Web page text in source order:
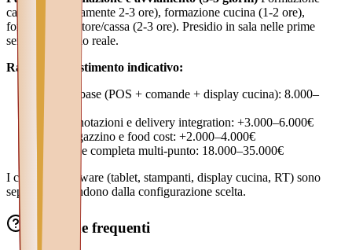
camerieri (tipicamente 2-3 ore), formazione cucina (1-2 ore),
formazione gestore/cassa (2-3 ore). Presidio in sala nelle prime
serate di servizio reale.
Range di investimento indicativo:
Sistema base (POS + comande + display cucina): 8.000–
Con prenotazioni e delivery integration: +3.000–6.000€
Con magazzino e food cost: +2.000–4.000€
Soluzione completa multi-punto: 18.000–35.000€
I costi del hardware (tablet, stampanti, display cucina, RT) sono
separati e dipendono dalla configurazione scelta.
Domande frequenti